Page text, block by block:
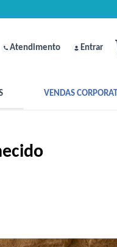
Atendimento Entrar
VENDAS